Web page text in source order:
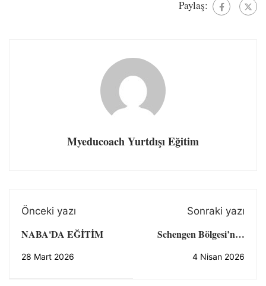
Paylaş:
Myeducoach Yurtdışı Eğitim
Önceki yazı
NABA'DA EĞİTİM
28 Mart 2026
Sonraki yazı
Schengen Bölgesi’nde
4 Nisan 2026